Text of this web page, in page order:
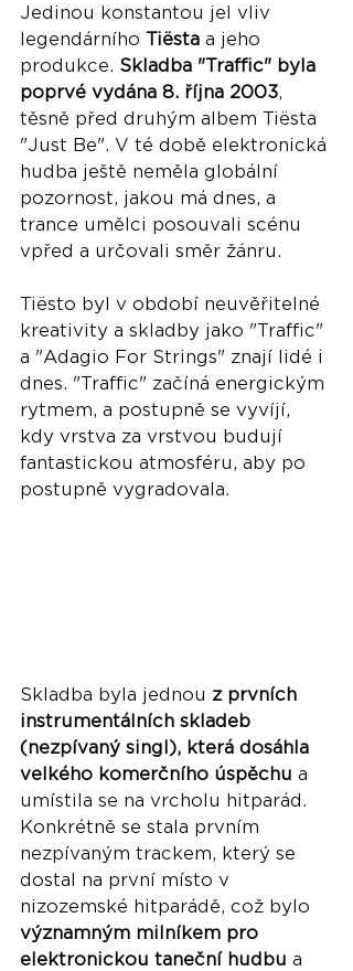
Jedinou konstantou jel vliv
legendárního Tiësta a jeho
produkce. Skladba "Traffic" byla
poprvé vydána 8. října 2003,
těsně před druhým albem Tiësta
"Just Be". V té době elektronická
hudba ještě neměla globální
pozornost, jakou má dnes, a
trance umělci posouvali scénu
vpřed a určovali směr žánru.
Tiësto byl v období neuvěřitelné
kreativity a skladby jako "Traffic"
a "Adagio For Strings" znají lidé i
dnes. "Traffic" začíná energickým
rytmem, a postupně se vyvíjí,
kdy vrstva za vrstvou budují
fantastickou atmosféru, aby po
postupně vygradovala.
Skladba byla jednou z prvních
instrumentálních skladeb
(nezpívaný singl), která dosáhla
velkého komerčního úspěchu a
umístila se na vrcholu hitparád.
Konkrétně se stala prvním
nezpívaným trackem, který se
dostal na první místo v
nizozemské hitparádě, což bylo
významným milníkem pro
elektronickou taneční hudbu a